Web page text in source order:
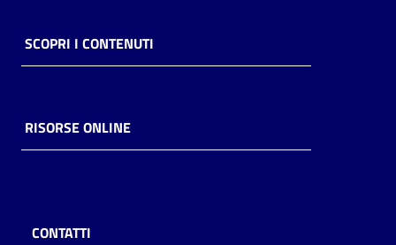
SCOPRI I CONTENUTI
RISORSE ONLINE
CONTATTI